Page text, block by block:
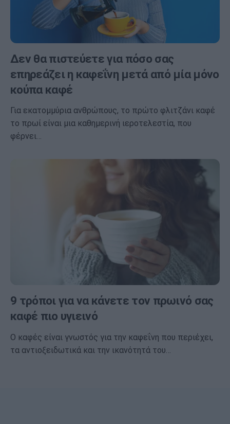
Δεν θα πιστεύετε για πόσο σας
επηρεάζει η καφεΐνη μετά από μία μόνο
κούπα καφέ
Για εκατομμύρια ανθρώπους, το πρώτο φλιτζάνι καφέ
το πρωί είναι μια καθημερινή ιεροτελεστία, που
φέρνει…
9 τρόποι για να κάνετε τον πρωινό σας
καφέ πιο υγιεινό
Ο καφές είναι γνωστός για την καφεΐνη που περιέχει,
τα αντιοξειδωτικά και την ικανότητά του…